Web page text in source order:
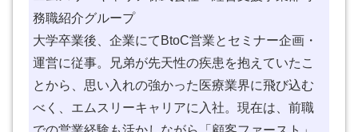
務職紹介グループ
大学卒業後、企業にてBtoC営業とセミナー企画・
運営に従事。兄弟が先天性の疾患を抱えていたこ
とから、思い入れの強かった医療業界に飛び込む
べく、エムスリーキャリアに入社。現在は、前職